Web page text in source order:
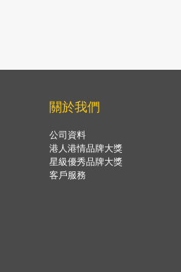
關於我們
公司資料
港人港情品牌大獎
星級優秀品牌大獎
客戶服務